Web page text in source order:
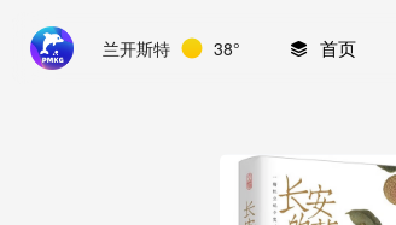
兰开斯特 38° 首页